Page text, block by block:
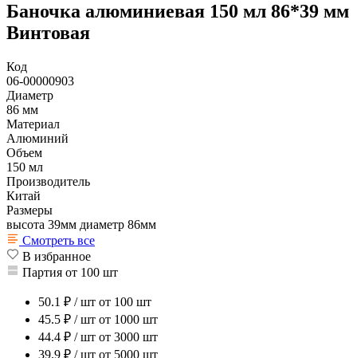
Баночка алюминиевая 150 мл 86*39 мм
Винтовая
Код
06-00000903
Диаметр
86 мм
Материал
Алюминий
Объем
150 мл
Производитель
Китай
Размеры
высота 39мм диаметр 86мм
Смотреть все
В избранное
Партия от 100 шт
50.1 ₽ / шт от 100 шт
45.5 ₽ / шт от 1000 шт
44.4 ₽ / шт от 3000 шт
39.9 ₽ / шт от 5000 шт